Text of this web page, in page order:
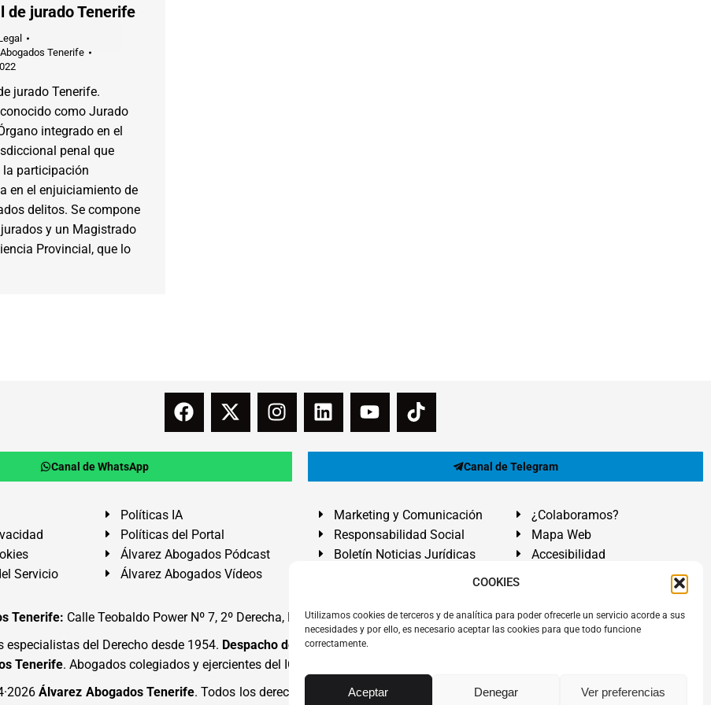
COOKIES
Utilizamos cookies de terceros y de analítica para poder ofrecerle un servicio acorde a sus
necesidades y por ello, es necesario aceptar las cookies para que todo funcione
correctamente.
Aceptar Denegar Ver preferencias
de jurado Tenerife
Tenerife
jurado Tenerife.
como Jurado
integrado en el
penal que
la participación
en el enjuiciamiento de
delitos. Se compone
y un Magistrado
Provincial, que lo
Canal de WhatsApp Canal de Telegram
Servicio
Políticas IA
Políticas del Portal
Álvarez Abogados Pódcast
Álvarez Abogados Vídeos
Marketing y Comunicación
Responsabilidad Social
Boletín Noticias Jurídicas
¿Colaboramos?
Mapa Web
Accesibilidad
Tenerife: Calle Teobaldo Power Nº 7, 2º Derecha, El Médano, Granadilla de Abona, Santa Cruz de Tenerife. Islas Canarias.
especialistas del Derecho desde 1954. Despacho de Abogados El Médano
Tenerife. Abogados colegiados y ejercientes del ICATF.
Álvarez Abogados Tenerife. Todos los derechos reservados.Álvarez Abogados ®y el logotipo son marca registrada.